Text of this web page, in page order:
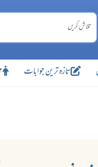
تازہ ترین جوابات